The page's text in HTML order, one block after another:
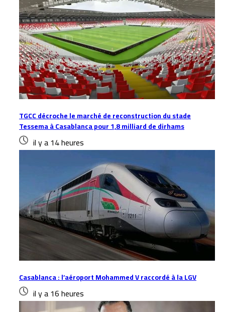
TGCC décroche le marché de reconstruction du stade
Tessema à Casablanca pour 1,8 milliard de dirhams
il y a 14 heures
Casablanca : l’aéroport Mohammed V raccordé à la LGV
il y a 16 heures